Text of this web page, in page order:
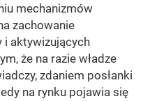
mechanizmów
zachowanie
i aktywizujących
że na razie władze
zdaniem posłanki
na rynku pojawia się